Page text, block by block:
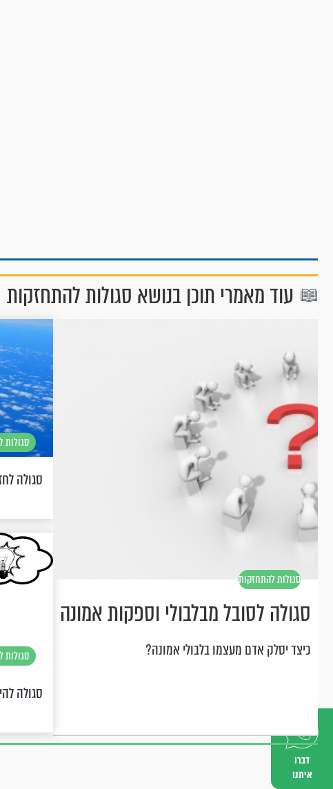
דברו
איתנו
עוד מאמרי תוכן בנושא סגולות להתחזקות
סגולות להתחזקות
סגולה לסובל מבלבולי וספקות אמונה
כיצד יסלק אדם מעצמו בלבולי אמונה?
סגולות
סגולה
סגולות
סגולה